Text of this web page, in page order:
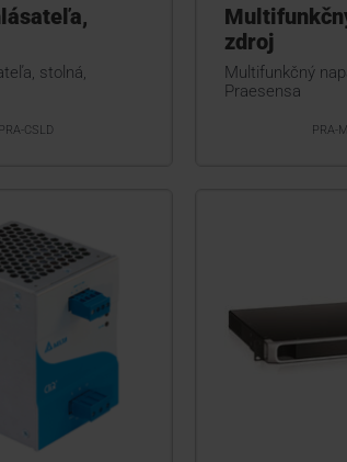
stolná,
PRA-CSLD
zdroj
Multifunkčný
Praesensa
PRA-